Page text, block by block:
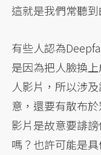
這就是我們常聽到
有些人認為
是因為把人臉換
人影片，所以涉
意，還要有散布
影片是故意要誹
嗎？也許可能是